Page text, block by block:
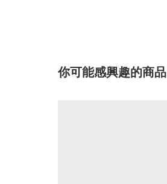
你可能感興趣的商品